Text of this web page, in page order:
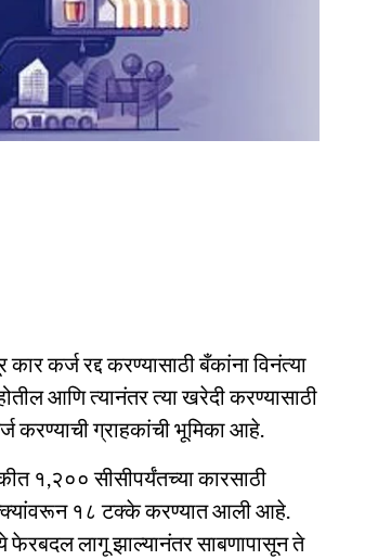
कर्ज रद्द करण्यासाठी बँकांना विनंत्या
आणि त्यानंतर त्या खरेदी करण्यासाठी
करण्याची ग्राहकांची भूमिका आहे.
१,२०० सीसीपर्यंतच्या कारसाठी
१८ टक्के करण्यात आली आहे.
फेरबदल लागू झाल्यानंतर साबणापासून ते